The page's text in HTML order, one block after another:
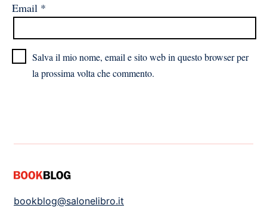
Email *
Salva il mio nome, email e sito web in questo browser per
la prossima volta che commento.
bookblog@salonelibro.it